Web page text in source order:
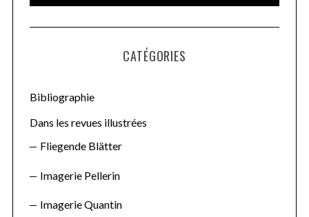
f
o
A
C
CATÉGORIES
Bibliographie
Dans les revues illustrées
Fliegende Blätter
Imagerie Pellerin
Imagerie Quantin